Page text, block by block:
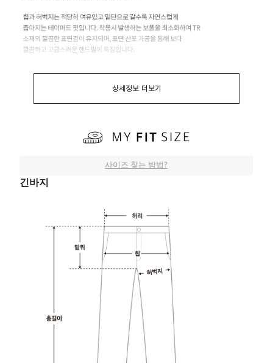
상세정보 더보기